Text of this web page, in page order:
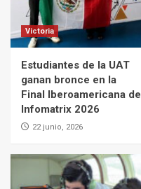
Victoria
Estudiantes de la UAT
ganan bronce en la
Final Iberoamericana de
Infomatrix 2026
22 junio, 2026